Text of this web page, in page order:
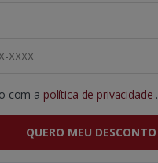
com a política de privacidade .
QUERO MEU DESCONTO